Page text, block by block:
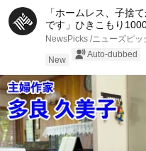
「ホームレス、子捨
です」ひきこもり
と同じ」第一人者、
族への対応、不登校
陽一】
NewsPicks /ニューズピッ
New
Auto-dubbed